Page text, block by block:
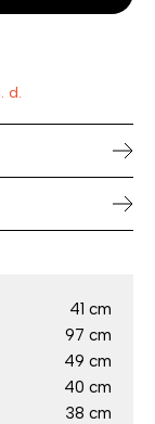
d.
41 cm
97 cm
49 cm
40 cm
38 cm